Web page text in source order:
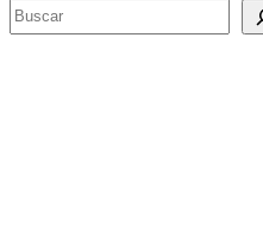
Buscar